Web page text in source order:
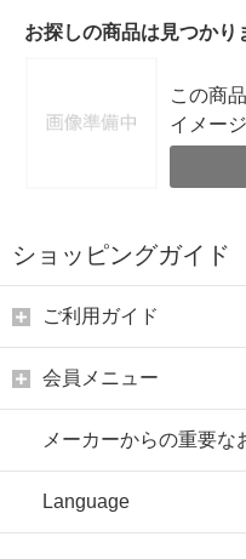
お探しの商品は見つかり
この商
イメー
ショッピングガイド
ご利用ガイド
会員メニュー
メーカーからの重要な
Language